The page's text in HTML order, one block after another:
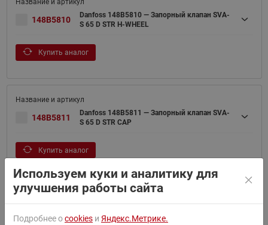
148B5810
Danfoss 148B5810 — Запорный клапан SVA-
S 65 D STR H-WHEEL
Купить аналог
148B5811
Danfoss 148B5811 — Запорный клапан SVA-
S 65 D STR CAP
Купить аналог
148B5800
S 65 D ANG H-WHEEL
Используем куки и аналитику для
улучшения работы сайта
Подробнее оcookies и Яндекс.Метрике.